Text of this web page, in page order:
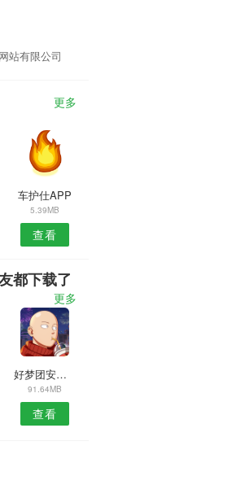
站有限公司
更多
车护仕APP
5.39MB
查看
都下载了
更多
好梦团安卓版
91.64MB
查看